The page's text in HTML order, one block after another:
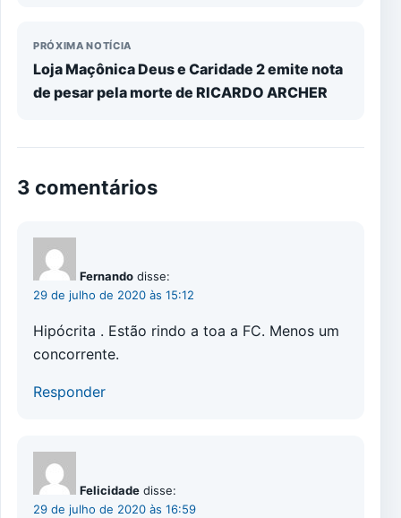
PRÓXIMA NOTÍCIA
Loja Maçônica Deus e Caridade 2 emite nota
de pesar pela morte de RICARDO ARCHER
3 comentários
Fernando disse:
29 de julho de 2020 às 15:12
Hipócrita . Estão rindo a toa a FC. Menos um
concorrente.
Responder
Felicidade disse:
29 de julho de 2020 às 16:59